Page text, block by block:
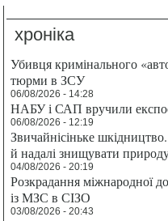
хроніка
Убивця кримінального
тюрми в ЗСУ
06/08/2026 - 14:28
НАБУ і САП вручили
06/08/2026 - 12:19
Звичайнісіньке
й надалі знищувати
04/08/2026 - 20:19
Розкрадання міжнародної
із МЗС в СІЗО
03/08/2026 - 20:43